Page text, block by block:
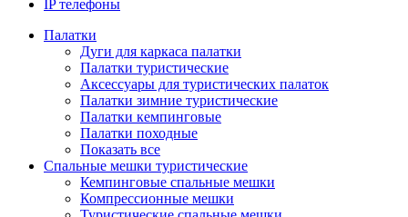
IP телефоны
Палатки
Дуги для каркаса палатки
Палатки туристические
Аксессуары для туристических палаток
Палатки зимние туристические
Палатки кемпинговые
Палатки походные
Показать все
Спальные мешки туристические
Кемпинговые спальные мешки
Компрессионные мешки